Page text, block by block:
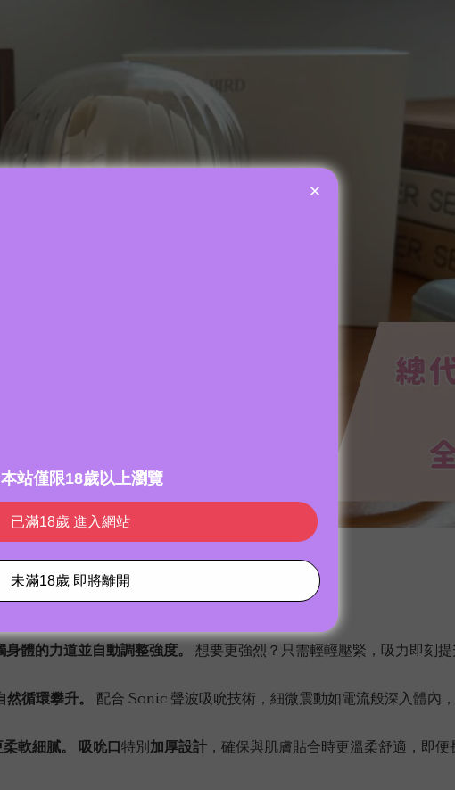
體的力道並自動調整強度。 想要更強烈？只需輕輕壓緊，吸力即刻
循環攀升。 配合 Sonic 聲波吸吮技術，細微震動如電流般深入體內
軟細膩。 吸吮口特別加厚設計 ，確保與肌膚貼合時更溫柔舒適，即